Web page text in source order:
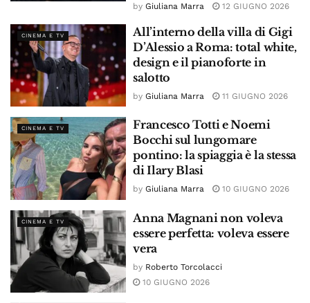
by Giuliana Marra 12 GIUGNO 2026
CINEMA E TV
All’interno della villa di Gigi
D’Alessio a Roma: total white,
design e il pianoforte in
salotto
by Giuliana Marra 11 GIUGNO 2026
CINEMA E TV
Francesco Totti e Noemi
Bocchi sul lungomare
pontino: la spiaggia è la stessa
di Ilary Blasi
by Giuliana Marra 10 GIUGNO 2026
CINEMA E TV
Anna Magnani non voleva
essere perfetta: voleva essere
vera
by Roberto Torcolacci
10 GIUGNO 2026